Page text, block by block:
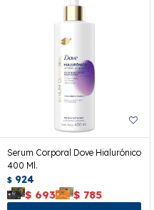
Serum Corporal Dove Hialurónico
400 Ml.
$ 924
$ 693 $ 785